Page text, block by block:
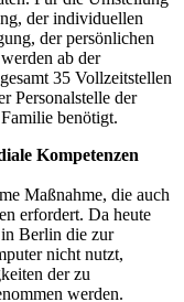
der individuellen
der persönlichen
ab der
35 Vollzeitstellen
Personalstelle der
benötigt.
Kompetenzen
Maßnahme, die auch
erfordert. Da heute
Berlin die zur
nicht nutzt,
der zu
werden.